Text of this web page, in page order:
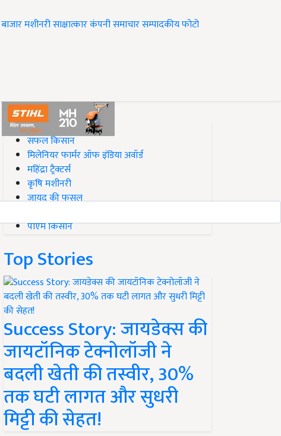
बाजारमशीनरीसाक्षात्कारकंपनी समाचारसम्पादकीयफोटो
#Top on Krishi Jagran
सफल किसान
मिलेनियर फार्मर ऑफ इंडिया अवॉर्ड
महिंद्रा ट्रैक्टर्स
कृषि मशीनरी
जायद की फसल
पीएम किसान
Top Stories
Success Story: जायडेक्स की
जायटॉनिक टेक्नोलॉजी ने
बदली खेती की तस्वीर, 30%
तक घटी लागत और सुधरी
मिट्टी की सेहत!